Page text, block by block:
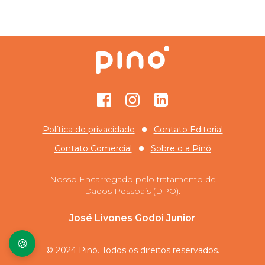
FacebookInstagramGitHub
Política de privacidade
Contato Editorial
Contato Comercial
Sobre o a Pinó
Nosso Encarregado pelo tratamento de
Dados Pessoais (DPO):
José Livones Godoi Junior
© 2024 Pinó. Todos os direitos reservados.
🍪